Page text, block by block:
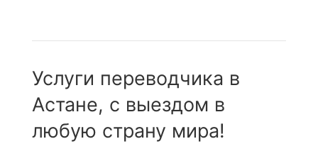
Услуги переводчика в
Астане, с выездом в
любую страну мира!